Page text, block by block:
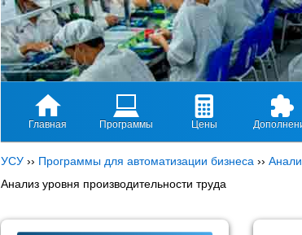
Главная Программы Цены
УСУ ›› Программы для автоматизации бизнеса ››
Анализ уровня производительности труда